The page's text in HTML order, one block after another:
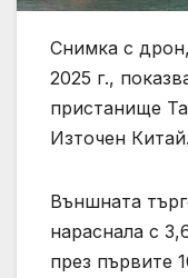
Снимка с
2025 г.,
пристанище
Източен
Външната
нараснала с
през първите